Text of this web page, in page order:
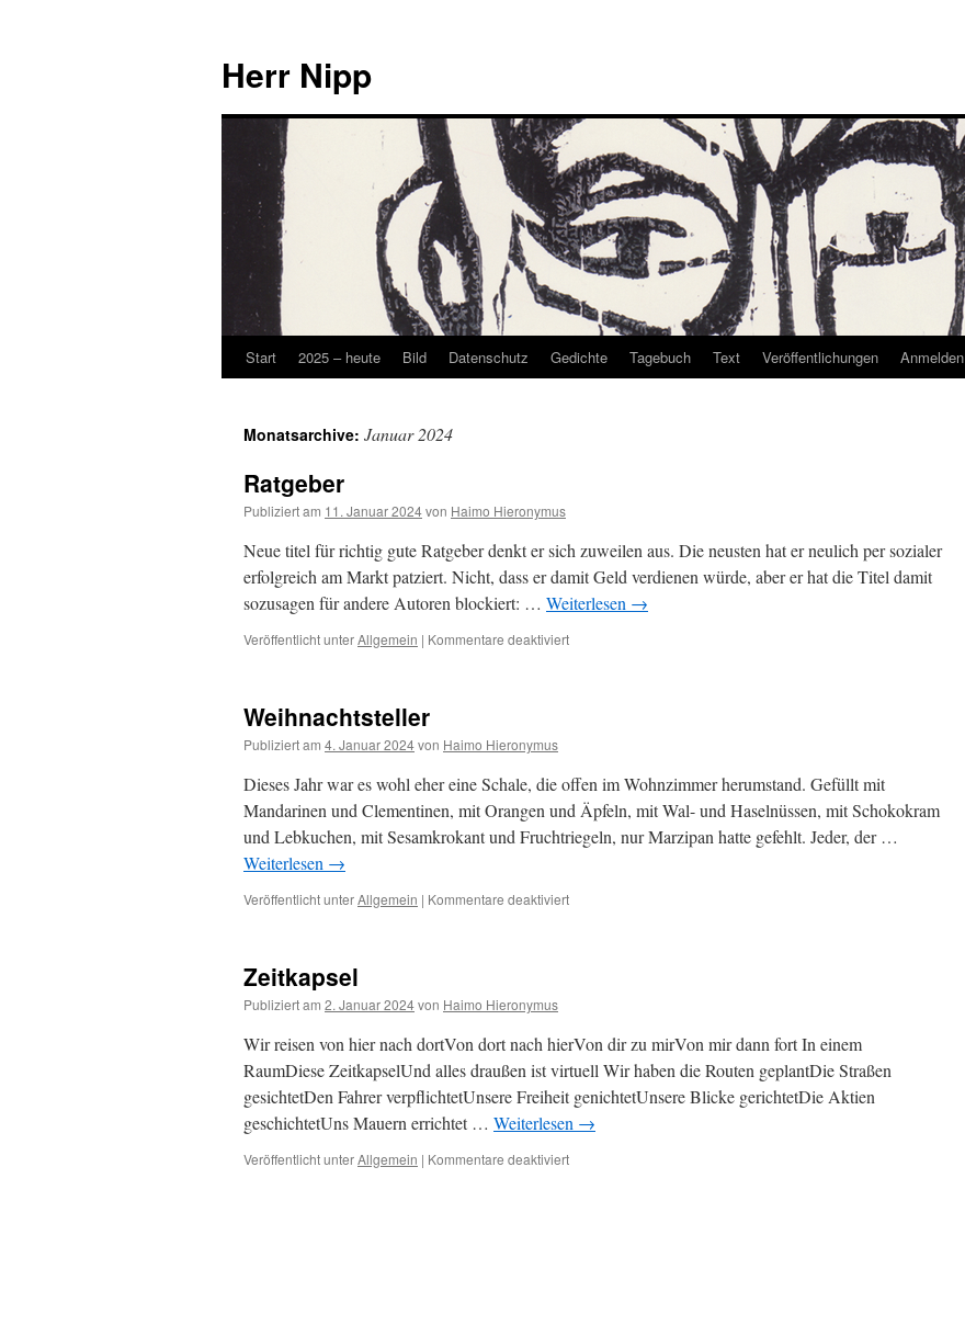
Herr Nipp
Zum
springen
Start 2025 – heute Bild Datenschutz Gedichte Tagebuch Text Veröffentlichungen Anmelden
Monatsarchive: Januar 2024
Ratgeber
Publiziert am 11. Januar 2024von Haimo Hieronymus
Neue titel für richtig gute Ratgeber denkt er sich zuweilen aus. Die neusten hat er neulich per sozialer
erfolgreich am Markt patziert. Nicht, dass er damit Geld verdienen würde, aber er hat die Titel damit
sozusagen für andere Autoren blockiert: … Weiterlesen →
Veröffentlicht unterAllgemein | Kommentare deaktiviertfür
Weihnachtsteller
Publiziert am 4. Januar 2024von Haimo Hieronymus
Dieses Jahr war es wohl eher eine Schale, die offen im Wohnzimmer herumstand. Gefüllt mit
Mandarinen und Clementinen, mit Orangen und Äpfeln, mit Wal- und Haselnüssen, mit Schokokram
und Lebkuchen, mit Sesamkrokant und Fruchtriegeln, nur Marzipan hatte gefehlt. Jeder, der …
Weiterlesen →
Veröffentlicht unterAllgemein | Kommentare deaktiviertfür
Zeitkapsel
Publiziert am 2. Januar 2024von Haimo Hieronymus
Wir reisen von hier nach dortVon dort nach hierVon dir zu mirVon mir dann fort In einem
RaumDiese ZeitkapselUnd alles draußen ist virtuell Wir haben die Routen geplantDie Straßen
gesichtetDen Fahrer verpflichtetUnsere Freiheit genichtetUnsere Blicke gerichtetDie Aktien
geschichtetUns Mauern errichtet … Weiterlesen →
Veröffentlicht unterAllgemein | Kommentare deaktiviertfür